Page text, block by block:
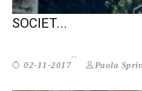
RAZZISMO 2.0: UNA
SOCIET...
02-11-2017 Paola